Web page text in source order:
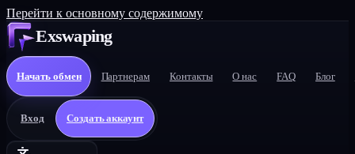
Перейти к основному содержимому
Exswaping
Начать обмен Партнерам Контакты О нас FAQ Блог
Вход Создать аккаунт